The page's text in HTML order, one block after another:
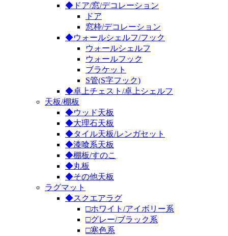
◆ドア/窓/デコレーション
ドア
窓枠/デコレーション
◆ウォールシェルフ/フック
ウォールシェルフ
ウォールフック
ブラケット
S管(S字フック)
◆卓上チェスト/卓上シェルフ
天板/棚板
◆ウッド天板
◆大理石天板
◆タイル天板/レンガセット
◆漆喰系天板
◆棚板/すのこ
◆丸板
◆その他天板
ラグマット
◆スクエアラグ
□ホワイト/アイボリー系
□グレー/ブラック系
□寒色系